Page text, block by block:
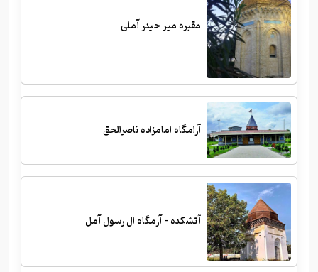
مقبره میر حیدر آملی
آرامگاه امامزاده ناصرالحق
آتشکده - آرمگاه ال رسول آمل